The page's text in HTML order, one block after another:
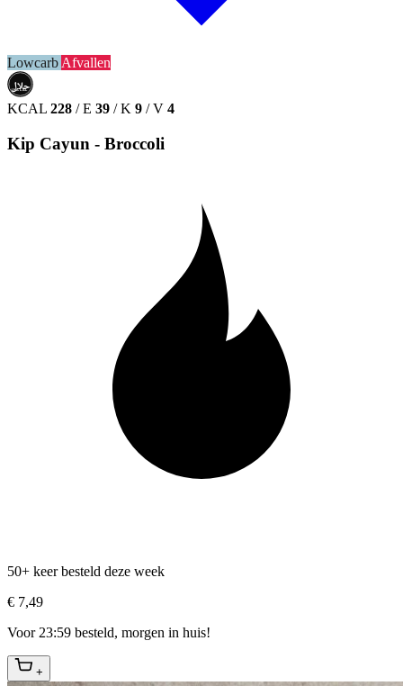
LowcarbAfvallen
حلال
HALAL
KCAL 228 / E 39 / K 9 / V 4
Kip Cayun - Broccoli
50+ keer besteld deze week
€ 7,49
Voor 23:59 besteld, morgen in huis!
+